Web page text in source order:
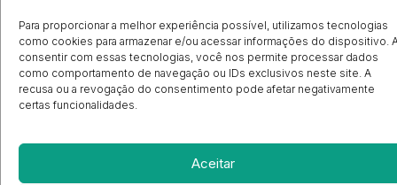
Para proporcionar a melhor experiência possível, utilizamos tecnologias
como cookies para armazenar e/ou acessar informações do dispositivo.
consentir com essas tecnologias, você nos permite processar dados
como comportamento de navegação ou IDs exclusivos neste site. A
recusa ou a revogação do consentimento pode afetar negativamente
certas funcionalidades.
Aceitar
Livrarias
Subscrever